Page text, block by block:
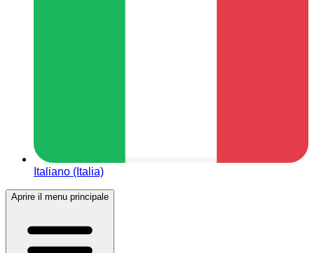
Italiano (Italia)
Aprire il menu principale